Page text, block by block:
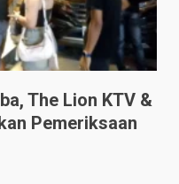
The Lion KTV &
Pemeriksaan